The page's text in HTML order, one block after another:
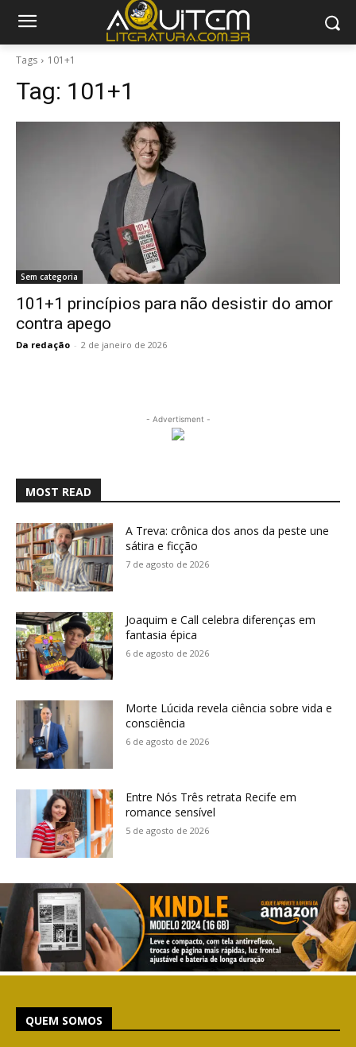
Tags 101+1
Tag: 101+1
Sem categoria
101+1 princípios para não desistir do amor
contra apego
Da redação - 2 de janeiro de 2026
- Advertisment -
MOST READ
A Treva: crônica dos anos da peste une
sátira e ficção
7 de agosto de 2026
Joaquim e Call celebra diferenças em
fantasia épica
6 de agosto de 2026
Morte Lúcida revela ciência sobre vida e
consciência
6 de agosto de 2026
Entre Nós Três retrata Recife em
romance sensível
5 de agosto de 2026
QUEM SOMOS